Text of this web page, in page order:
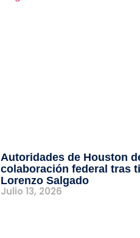
Autoridades de Houston
colaboración federal tras
Lorenzo Salgado
Julio 13, 2026